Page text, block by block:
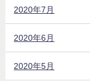
2020年7月
2020年6月
2020年5月